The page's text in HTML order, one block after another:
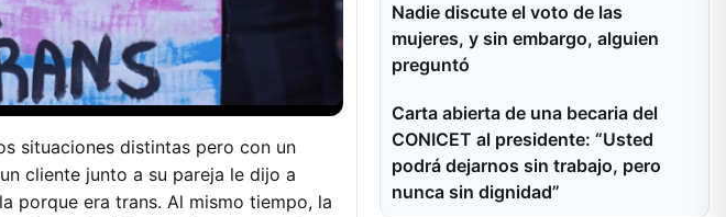
situaciones distintas pero con un
cliente junto a su pareja le dijo a
porque era trans. Al mismo tiempo, la
Nadie discute el voto de las
mujeres, y sin embargo, alguien
preguntó
Carta abierta de una becaria del
CONICET al presidente: “Usted
podrá dejarnos sin trabajo, pero
nunca sin dignidad”